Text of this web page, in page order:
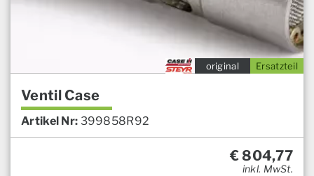
Ersatzteil
original
Ventil Case
Artikel Nr: 399858R92
€804,77
inkl. MwSt.